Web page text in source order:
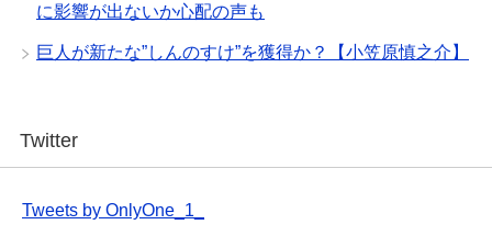
に影響が出ないか心配の声も
巨人が新たな”しんのすけ”を獲得か？【小笠原慎之介】
Twitter
Tweets by OnlyOne_1_